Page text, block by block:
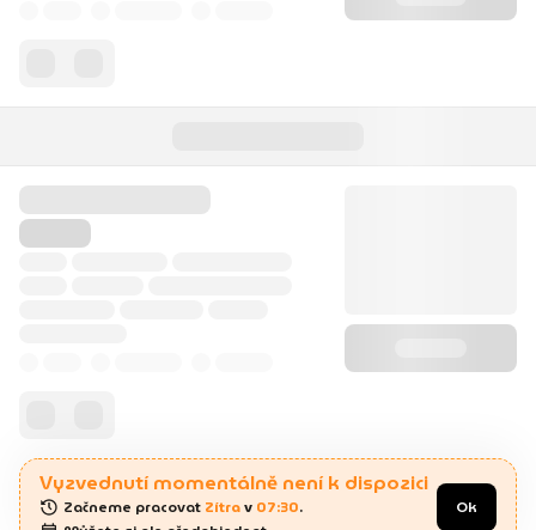
Vyzvednutí momentálně není k dispozici
Začneme pracovat Zítra v 07:30.
Ok